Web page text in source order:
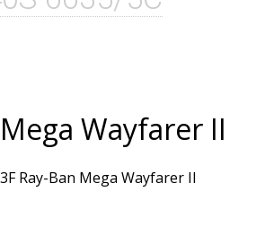
Wayfarer II